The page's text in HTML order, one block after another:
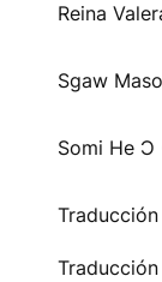
Reina
Sgaw
Somi He Ɔ